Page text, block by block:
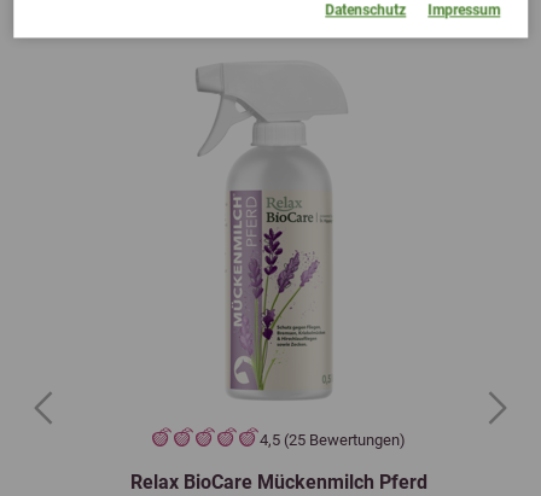
Datenschutz Impressum
4,5 (25 Bewertungen)
Relax BioCare Mückenmilch Pferd
Previous Next